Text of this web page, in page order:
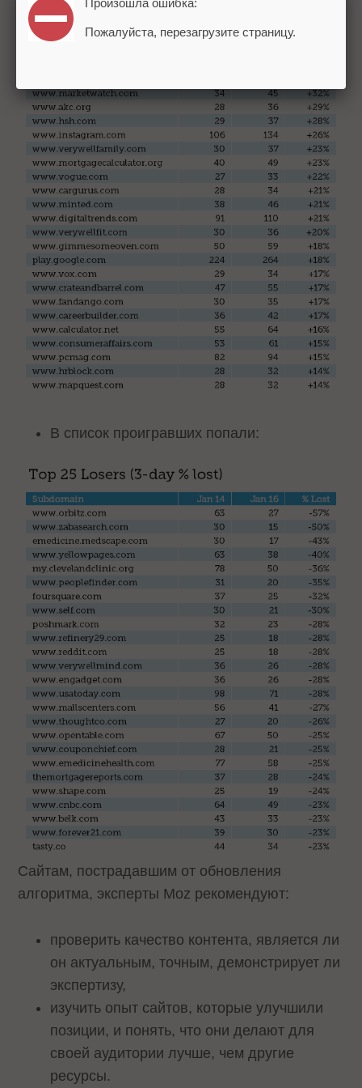
В список проигравших попали:
Сайтам, пострадавшим от обновления
алгоритма, эксперты Moz рекомендуют:
проверить качество контента, является ли
он актуальным, точным, демонстрирует ли
экспертизу,
изучить опыт сайтов, которые улучшили
позиции, и понять, что они делают для
своей аудитории лучше, чем другие
ресурсы.
Произошла ошибка:
Пожалуйста, перезагрузите страницу.